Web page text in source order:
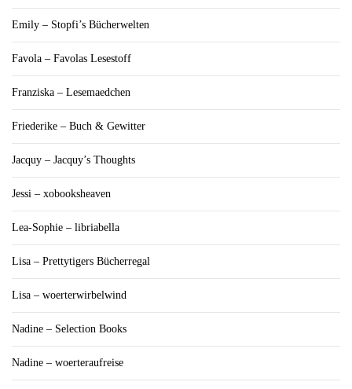
Emily – Stopfi’s Bücherwelten
Favola – Favolas Lesestoff
Franziska – Lesemaedchen
Friederike – Buch & Gewitter
Jacquy – Jacquy’s Thoughts
Jessi – xobooksheaven
Lea-Sophie – libriabella
Lisa – Prettytigers Bücherregal
Lisa – woerterwirbelwind
Nadine – Selection Books
Nadine – woerteraufreise